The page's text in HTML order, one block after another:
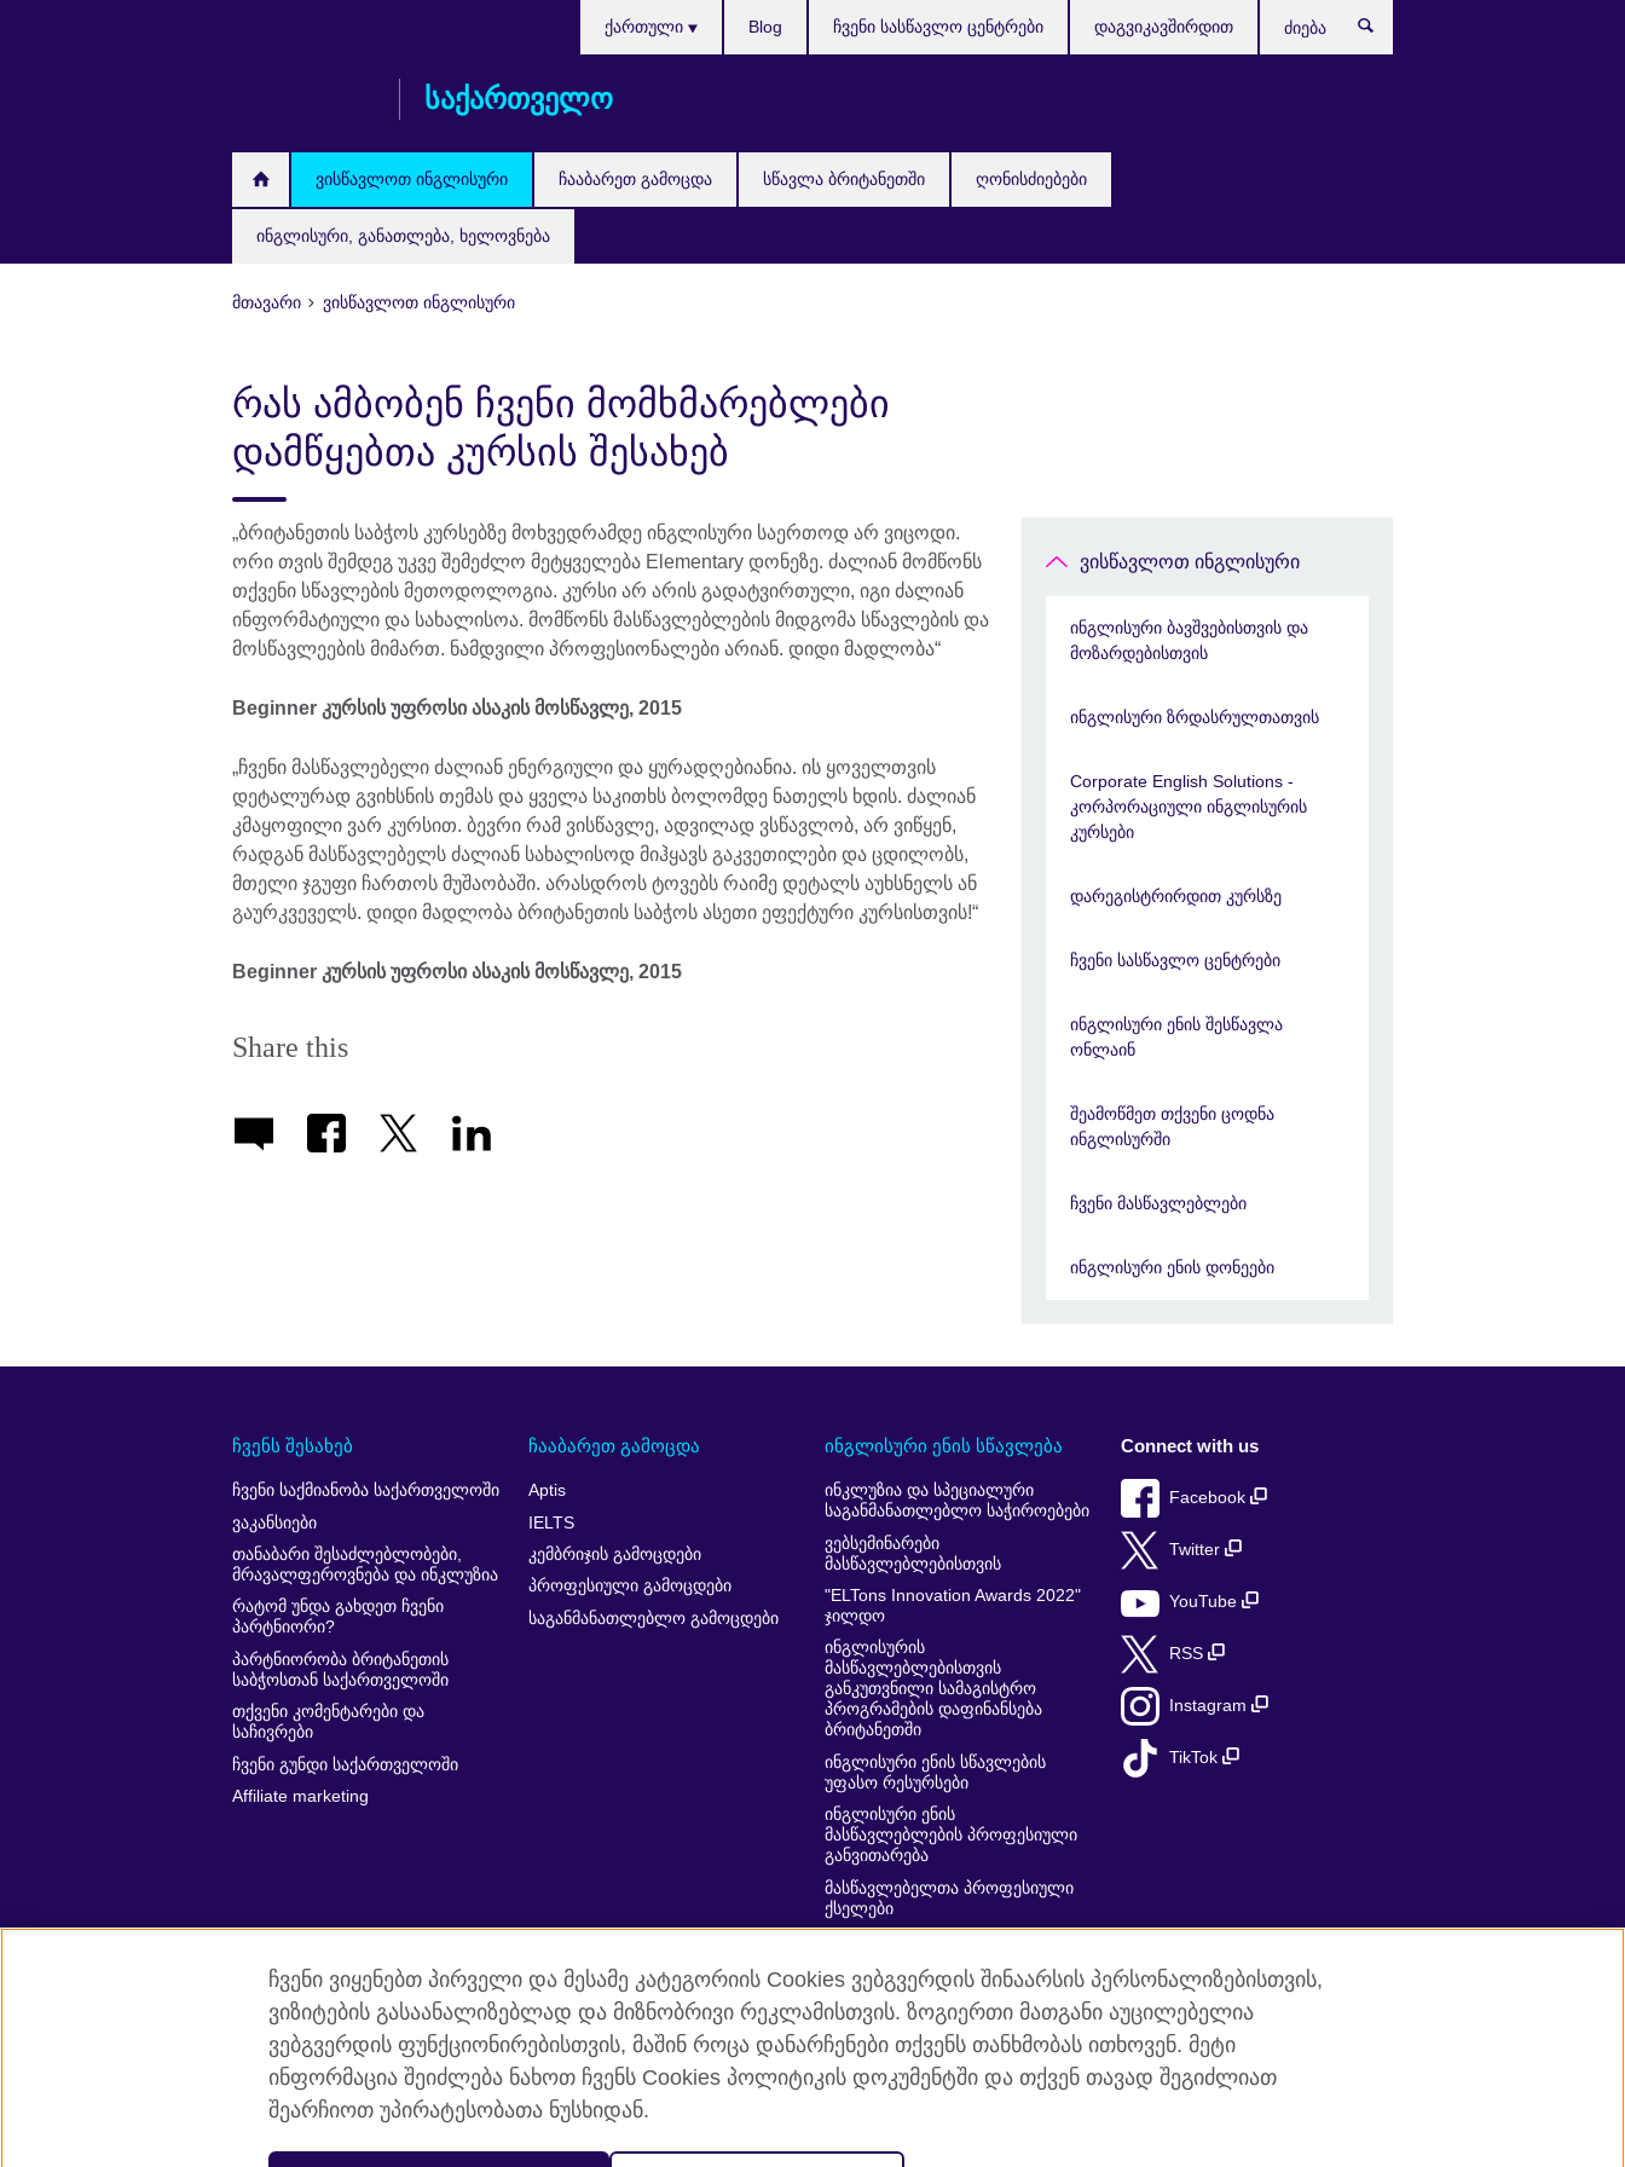
საქართველო
ვისწავლოთ ინგლისური ჩააბარეთ გამოცდა სწავლა ბრიტანეთში ღონისძიებები
ინგლისური, განათლება, ხელოვნება
ქართული Blog ჩვენი სასწავლო ცენტრები დაგვიკავშირდით
მთავარი ვისწავლოთ ინგლისური
რას ამბობენ ჩვენი მომხმარებლები
დამწყებთა კურსის შესახებ
„ბრიტანეთის საბჭოს კურსებზე მოხვედრამდე ინგლისური საერთოდ არ ვიცოდი.
ორი თვის შემდეგ უკვე შემეძლო მეტყველება Elementary დონეზე. ძალიან მომწონს
თქვენი სწავლების მეთოდოლოგია. კურსი არ არის გადატვირთული, იგი ძალიან
ინფორმატიული და სახალისოა. მომწონს მასწავლებლების მიდგომა სწავლების და
მოსწავლეების მიმართ. ნამდვილი პროფესიონალები არიან. დიდი მადლობა“
Beginner კურსის უფროსი ასაკის მოსწავლე, 2015
„ჩვენი მასწავლებელი ძალიან ენერგიული და ყურადღებიანია. ის ყოველთვის
დეტალურად გვიხსნის თემას და ყველა საკითხს ბოლომდე ნათელს ხდის. ძალიან
კმაყოფილი ვარ კურსით. ბევრი რამ ვისწავლე, ადვილად ვსწავლობ, არ ვიწყენ,
რადგან მასწავლებელს ძალიან სახალისოდ მიჰყავს გაკვეთილები და ცდილობს,
მთელი ჯგუფი ჩართოს მუშაობაში. არასდროს ტოვებს რაიმე დეტალს აუხსნელს ან
გაურკვეველს. დიდი მადლობა ბრიტანეთის საბჭოს ასეთი ეფექტური კურსისთვის!“
Beginner კურსის უფროსი ასაკის მოსწავლე, 2015
Share this
ვისწავლოთ ინგლისური
ინგლისური ბავშვებისთვის და
მოზარდებისთვის
ინგლისური ზრდასრულთათვის
Corporate English Solutions -
კორპორაციული ინგლისურის
კურსები
დარეგისტრირდით კურსზე
ჩვენი სასწავლო ცენტრები
ინგლისური ენის შესწავლა
ონლაინ
შეამოწმეთ თქვენი ცოდნა
ინგლისურში
ჩვენი მასწავლებლები
ინგლისური ენის დონეები
ჩვენს შესახებ
ჩვენი საქმიანობა საქართველოში
ვაკანსიები
თანაბარი შესაძლებლობები,
მრავალფეროვნება და ინკლუზია
რატომ უნდა გახდეთ ჩვენი
პარტნიორი?
პარტნიორობა ბრიტანეთის
საბჭოსთან საქართველოში
თქვენი კომენტარები და
საჩივრები
ჩვენი გუნდი საქართველოში
Affiliate marketing
ჩააბარეთ გამოცდა
Aptis
IELTS
კემბრიჯის გამოცდები
პროფესიული გამოცდები
საგანმანათლებლო გამოცდები
ინგლისური ენის სწავლება
ინკლუზია და სპეციალური
საგანმანათლებლო საჭიროებები
ვებსემინარები
მასწავლებლებისთვის
"ELTons Innovation Awards 2022"
ჯილდო
ინგლისურის
მასწავლებლებისთვის
განკუთვნილი სამაგისტრო
პროგრამების დაფინანსება
ბრიტანეთში
ინგლისური ენის სწავლების
უფასო რესურსები
ინგლისური ენის
მასწავლებლების პროფესიული
განვითარება
მასწავლებელთა პროფესიული
ქსელები
Connect with us
Facebook
Twitter
YouTube
RSS
Instagram
TikTok
ბრიტანეთის საბჭო კონფიდენციალობა და პირობები Cookies საიტის რუკა
ჩვენი ვიყენებთ პირველი და მესამე კატეგორიის Cookies ვებგვერდის შინაარსის პერსონალიზებისთვის,
ვიზიტების გასაანალიზებლად და მიზნობრივი რეკლამისთვის. ზოგიერთი მათგანი აუცილებელია
ვებგვერდის ფუნქციონირებისთვის, მაშინ როცა დანარჩენები თქვენს თანხმობას ითხოვენ. მეტი
ინფორმაცია შეიძლება ნახოთ ჩვენს Cookies პოლიტიკის დოკუმენტში და თქვენ თავად შეგიძლიათ
შეარჩიოთ უპირატესობათა ნუსხიდან.